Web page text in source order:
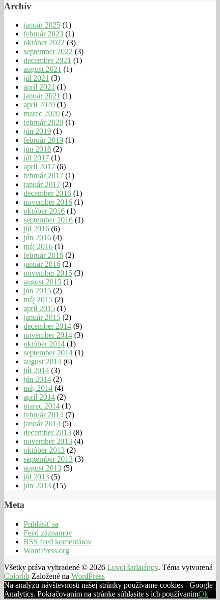
Archív
január 2025 (1)
február 2023 (1)
október 2022 (3)
september 2022 (3)
december 2021 (1)
august 2021 (1)
júl 2021 (3)
apríl 2021 (1)
január 2021 (1)
apríl 2020 (1)
marec 2020 (2)
február 2020 (1)
jún 2019 (1)
február 2019 (1)
jún 2018 (2)
júl 2017 (1)
apríl 2017 (6)
február 2017 (1)
január 2017 (2)
december 2016 (1)
november 2016 (1)
október 2016 (1)
september 2016 (1)
júl 2016 (6)
jún 2016 (4)
máj 2016 (1)
február 2016 (2)
január 2016 (2)
november 2015 (3)
august 2015 (1)
jún 2015 (2)
máj 2015 (2)
apríl 2015 (1)
január 2015 (2)
december 2014 (9)
november 2014 (3)
október 2014 (1)
september 2014 (1)
august 2014 (6)
júl 2014 (3)
jún 2014 (2)
máj 2014 (4)
apríl 2014 (2)
marec 2014 (1)
február 2014 (7)
január 2014 (5)
december 2013 (8)
november 2013 (4)
október 2013 (2)
september 2013 (3)
august 2013 (5)
júl 2013 (5)
jún 2013 (15)
Meta
Prihlásiť sa
Feed záznamov
RSS feed komentárov
WordPress.org
Všetky práva vyhradené © 2026 Lovci šarlatánov. Téma vytvorená
Colorlib Založené na WordPress
Na analýzu návštevnosti našej stránky používame cookies - Google
Analytics. Pokračovaním na stránke súhlasite s ich používanímOk